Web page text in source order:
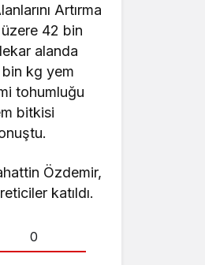
Artırma
42 bin
alanda
kg yem
tohumluğu
bitkisi
Özdemir,
katıldı.
0